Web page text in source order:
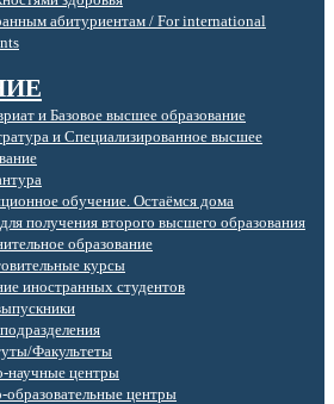
абитуриентам / For international
и Базовое высшее образование
и Специализированное высшее
обучение. Остаёмся дома
получения второго высшего образования
образование
курсы
иностранных студентов
Факультеты
научные центры
образовательные центры